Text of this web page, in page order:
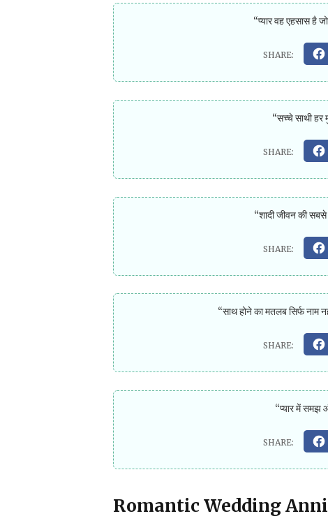
“प्यार वह एहसास है
“सच्चे साथी
“शादी जीवन की
“साथ होने का मतलब सिर्फ नाम
“प्यार में समझ
Romantic Wedding